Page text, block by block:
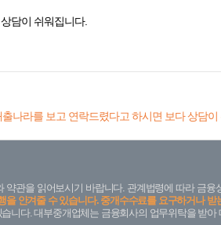
담이 쉬워집니다.
출나라를 보고 연락드렸다고 하시면 보다 상담이
약관을 읽어보시기 바랍니다. 관계법령에 따라 금
을 안겨줄 수 있습니다. 중개수수료를 요구하거나 받
니다. 대부중개업체는 금융회사의 업무위탁을 받